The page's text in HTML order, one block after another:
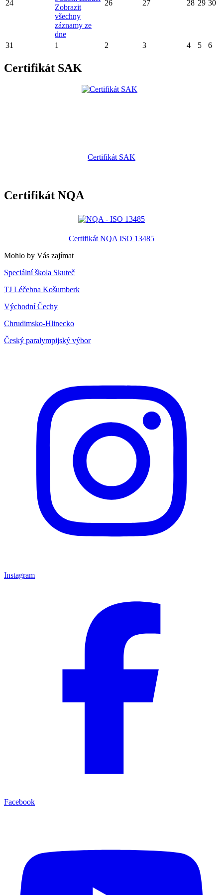
24
Zobrazit
všechny
záznamy ze
dne
26 27 28 29 30
31 1 2 3 4 5 6
Certifikát SAK
Certifikát SAK
Certifikát NQA
Certifikát NQA ISO 13485
Mohlo by Vás zajímat
Speciální škola Skuteč
TJ Léčebna Košumberk
Východní Čechy
Chrudimsko-Hlinecko
Český paralympijský výbor
Instagram
Facebook